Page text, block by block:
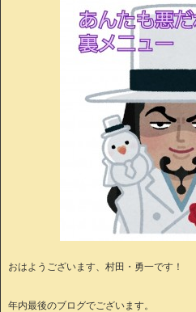
おはようございます、村田・勇一です！
年内最後のブログでございます。